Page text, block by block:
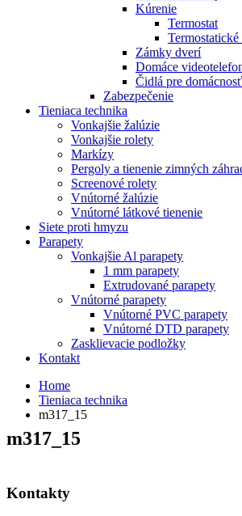
Kúrenie
Termostat
Zámky dverí
Domáce
Čidlá pre domácnosť
Zabezpečenie
Tieniaca technika
Vonkajšie žalúzie
Vonkajšie rolety
Markízy
Pergoly a tienenie zimných
Screenové rolety
Vnútorné žalúzie
Vnútorné látkové tienenie
Siete proti hmyzu
Parapety
Vonkajšie Al parapety
1 mm parapety
Extrudované parapety
Vnútorné parapety
Vnútorné PVC parapety
Vnútorné DTD parapety
Zasklievacie podložky
Kontakt
Home
Tieniaca technika
m317_15
m317_15
Kontakty